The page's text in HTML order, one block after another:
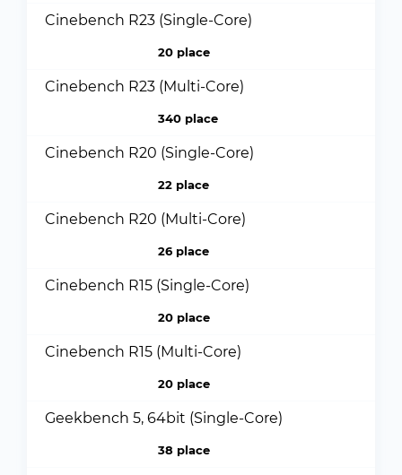
Cinebench R23 (Single-Core)
20 place
Cinebench R23 (Multi-Core)
340 place
Cinebench R20 (Single-Core)
22 place
Cinebench R20 (Multi-Core)
26 place
Cinebench R15 (Single-Core)
20 place
Cinebench R15 (Multi-Core)
20 place
Geekbench 5, 64bit (Single-Core)
38 place